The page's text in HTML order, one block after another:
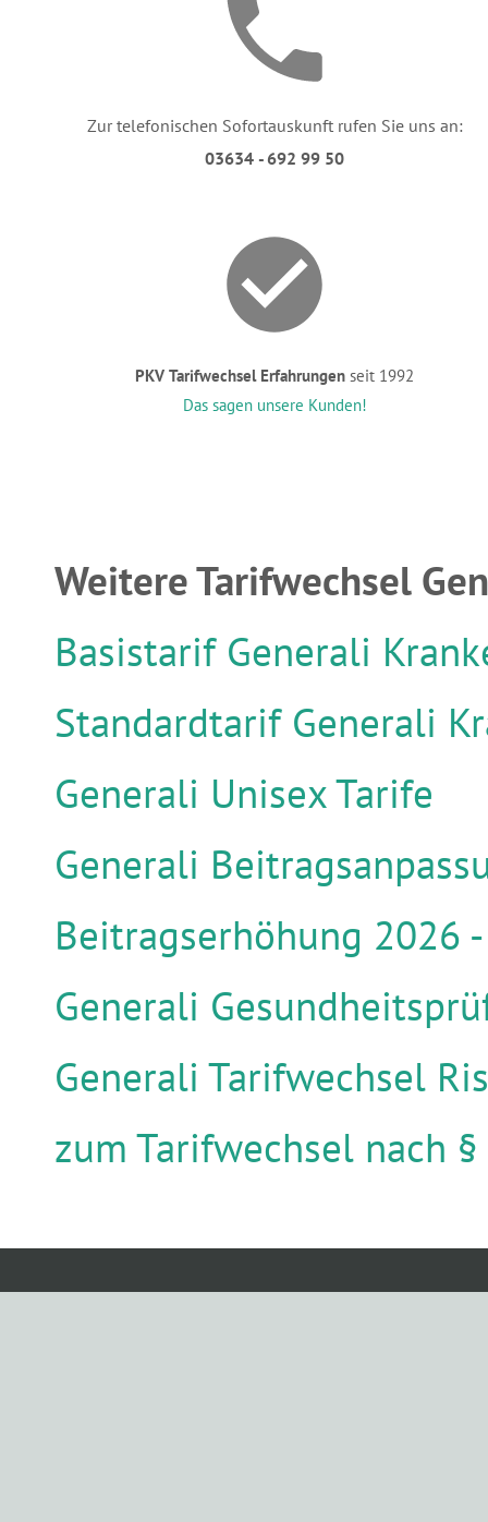
Zur telefonischen Sofortauskunft rufen Sie uns an:
03634 - 692 99 50
PKV Tarifwechsel Erfahrungen seit 1992
Das sagen unsere Kunden!
Weitere Tarifwechsel
Basistarif Generali
Standardtarif Generali
Generali Unisex Tarife
Generali
Beitragserhöhung 2026
Generali
Generali Tarifwechsel
zum Tarifwechsel nach §